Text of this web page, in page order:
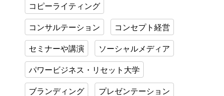
コピーライティング
コンサルテーション コンセプト経営
セミナーや講演 ソーシャルメディア
パワービジネス・リセット大学
ブランディング プレゼンテーション